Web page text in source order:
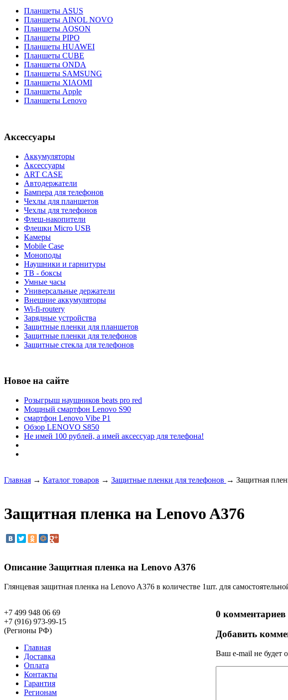
Планшеты ASUS
Планшеты AINOL NOVO
Планшеты AOSON
Планшеты PIPO
Планшеты HUAWEI
Планшеты CUBE
Планшеты ONDA
Планшеты SAMSUNG
Планшеты XIAOMI
Планшеты Apple
Планшеты Lenovo
Аксессуары
Аккумуляторы
Аксессуары
ART CASE
Автодержатели
Бампера для телефонов
Чехлы для планшетов
Чехлы для телефонов
Флеш-накопители
Флешки Micro USB
Камеры
Mobile Case
Моноподы
Наушники и гарнитуры
ТВ - боксы
Умные часы
Универсальные держатели
Внешние аккумуляторы
Wi-fi-routery
Зарядные устройства
Защитные пленки для планшетов
Защитные пленки для телефонов
Защитные стекла для телефонов
Новое на сайте
Розыгрыш наушников beats pro red
Мощный смартфон Lenovo S90
смартфон Lenovo Vibe P1
Обзор LENOVO S850
Не имей 100 рублей, а имей аксессуар для телефона!
Главная → Каталог товаров → Защитные пленки для телефонов → Защитная
Защитная пленка на Lenovo A376
Описание Защитная пленка на Lenovo A376
Глянцевая защитная пленка на Lenovo A376 в количестве 1шт. для
0
Добавить
Ваш e-mail не будет
+7 499 948 06 69
+7 (916) 973-99-15
(Регионы РФ)
Главная
Доставка
Оплата
Контакты
Гарантия
Регионам